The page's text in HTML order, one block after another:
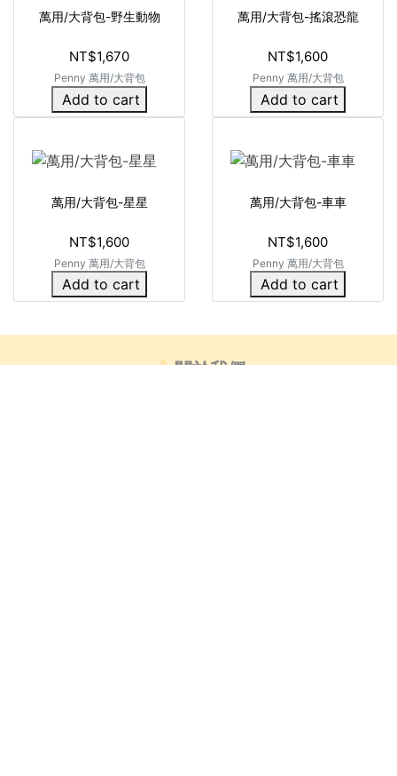
萬用/大背包-野生動物
NT$1,670
Penny 萬用/大背包
Add to cart
萬用/大背包-搖滾恐龍
NT$1,600
Penny 萬用/大背包
Add to cart
萬用/大背包-星星
NT$1,600
Penny 萬用/大背包
Add to cart
萬用/大背包-車車
NT$1,600
Penny 萬用/大背包
Add to cart
🍌關於我們